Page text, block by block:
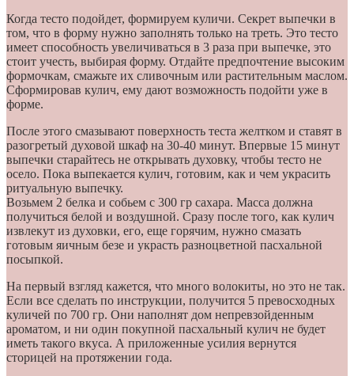
Когда тесто подойдет, формируем куличи. Секрет выпечки в
том, что в форму нужно заполнять только на треть. Это тесто
имеет способность увеличиваться в 3 раза при выпечке, это
стоит учесть, выбирая форму. Отдайте предпочтение высоким
формочкам, смажьте их сливочным или растительным маслом.
Сформировав кулич, ему дают возможность подойти уже в
форме.
После этого смазывают поверхность теста желтком и ставят в
разогретый духовой шкаф на 30-40 минут. Впервые 15 минут
выпечки старайтесь не открывать духовку, чтобы тесто не
осело. Пока выпекается кулич, готовим, как и чем украсить
ритуальную выпечку.
Возьмем 2 белка и собьем с 300 гр сахара. Масса должна
получиться белой и воздушной. Сразу после того, как кулич
извлекут из духовки, его, еще горячим, нужно смазать
готовым яичным безе и украсть разноцветной пасхальной
посыпкой.
На первый взгляд кажется, что много волокиты, но это не так.
Если все сделать по инструкции, получится 5 превосходных
куличей по 700 гр. Они наполнят дом непревзойденным
ароматом, и ни один покупной пасхальный кулич не будет
иметь такого вкуса. А приложенные усилия вернутся
сторицей на протяжении года.